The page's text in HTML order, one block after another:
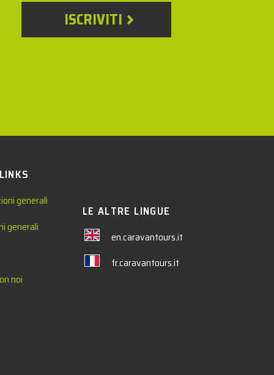
ISCRIVITI
generali
generali
noi
LE ALTRE LINGUE
en.caravantours.it
fr.caravantours.it